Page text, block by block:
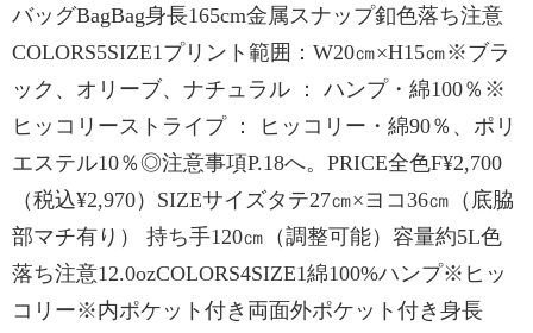
バッグBagBag身長165cm金属スナップ釦色落ち注意
COLORS5SIZE1プリント範囲：W20㎝×H15㎝※ブラ
ック、オリーブ、ナチュラル ： ハンプ・綿100％※
ヒッコリーストライプ ： ヒッコリー・綿90％、ポリ
エステル10％◎注意事項P.18へ。PRICE全色F¥2,700
（税込¥2,970）SIZEサイズタテ27㎝×ヨコ36㎝（底脇
部マチ有り） 持ち手120㎝（調整可能）容量約5L色
落ち注意12.0ozCOLORS4SIZE1綿100%ハンプ※ヒッ
コリー※内ポケット付き両面外ポケット付き身長